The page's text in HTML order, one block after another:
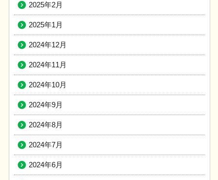
2025年2月
2025年1月
2024年12月
2024年11月
2024年10月
2024年9月
2024年8月
2024年7月
2024年6月